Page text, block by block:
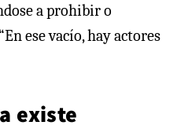
a prohibir o
ese vacío, hay actores
existe